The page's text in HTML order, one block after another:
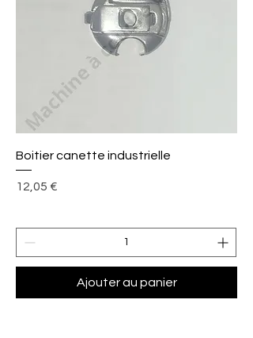
Boitier canette industrielle
Prix
12,05 €
Ajouter au panier